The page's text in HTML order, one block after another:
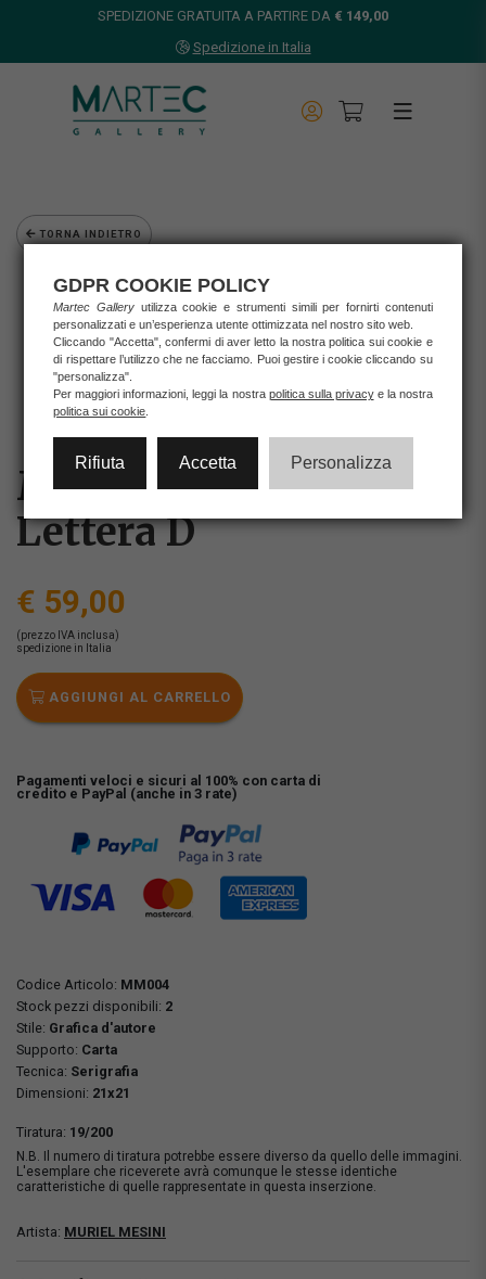
SPEDIZIONE GRATUITA A PARTIRE DA € 149,00
Spedizione in Italia
TORNA INDIETRO
Home
Opere d'arte
Grafica d'autore
Muriel Mesini
MURIEL MESINI - LETTERA D
Muriel Mesini -
Lettera D
€ 59,00
(prezzo IVA inclusa)
spedizione in Italia
AGGIUNGI AL CARRELLO
Pagamenti veloci e sicuri al 100% con carta di
credito e PayPal (anche in 3 rate)
Codice Articolo: MM004
Stock pezzi disponibili: 2
Stile: Grafica d'autore
Supporto: Carta
Tecnica: Serigrafia
Dimensioni: 21x21
Tiratura: 19/200
N.B. Il numero di tiratura potrebbe essere diverso da quello delle immagini.
L'esemplare che riceverete avrà comunque le stesse identiche
caratteristiche di quelle rappresentate in questa inserzione.
Artista: MURIEL MESINI
GDPR COOKIE POLICY
Martec Gallery utilizza cookie e strumenti simili per fornirti contenuti
personalizzati e un’esperienza utente ottimizzata nel nostro sito web.
Cliccando "Accetta", confermi di aver letto la nostra politica sui cookie e
di rispettare l’utilizzo che ne facciamo. Puoi gestire i cookie cliccando su
"personalizza".
Per maggiori informazioni, leggi la nostra politica sulla privacye la nostra
politica sui cookie
Rifiuta Accetta Personalizza